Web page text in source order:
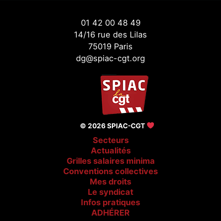
01 42 00 48 49
14/16 rue des Lilas
75019 Paris
dg@spiac-cgt.org
© 2026 SPIAC-CGT
Secteurs
Actualités
Grilles salaires minima
Conventions collectives
Mes droits
Le syndicat
Infos pratiques
ADHÉRER